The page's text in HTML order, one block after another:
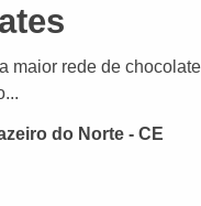
maior rede de
do Norte - CE